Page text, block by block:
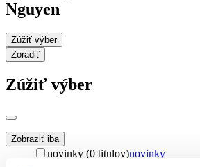
Nguyen
Zúžiť výber
Zoradiť
Zúžiť výber
Zobraziť iba
novinky (0 titulov)novinky